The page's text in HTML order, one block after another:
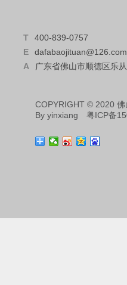
T
400-839-0757
E
dafabaojituan@126.com
A
广东省佛山市顺德区乐
COPYRIGHT © 2020 佛
Byyinxiang 粤ICP备